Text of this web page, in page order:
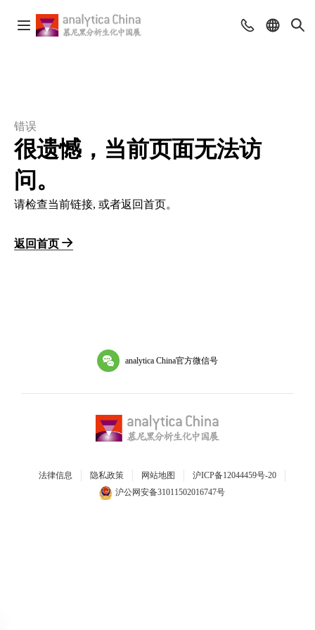
错误
很遗憾，当前页面无法访
问。
请检查当前链接, 或者返回首页。
返回首页
analytica China官方微信号
法律信息 隐私政策 网站地图
沪ICP备12044459号-20
沪公网安备31011502016747号